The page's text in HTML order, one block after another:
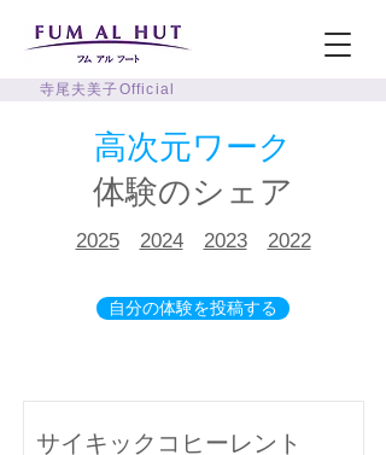
寺尾夫美子Official
高次元ワーク
体験のシェア
2025 2024 2023 2022
自分の体験を投稿する
サイキックコヒーレント